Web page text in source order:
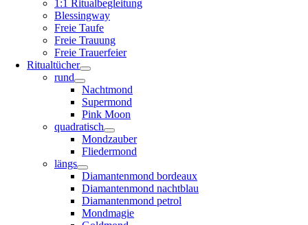
1:1 Ritualbegleitung
Blessingway
Freie Taufe
Freie Trauung
Freie Trauerfeier
Ritualtücher
rund
Nachtmond
Supermond
Pink Moon
quadratisch
Mondzauber
Fliedermond
längs
Diamantenmond bordeaux
Diamantenmond nachtblau
Diamantenmond petrol
Mondmagie